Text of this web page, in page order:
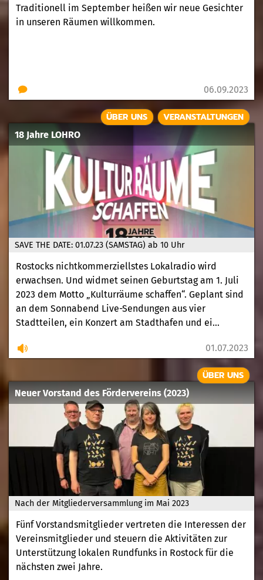
Traditionell im September heißen wir neue Gesichter
in unseren Räumen willkommen.
06.09.2023
SAVE THE DATE: 01.07.23 (SAMSTAG) ab 10 Uhr
18 Jahre LOHRO
ÜBER UNS VERANSTALTUNGEN
Rostocks nichtkommerziellstes Lokalradio wird
erwachsen. Und widmet seinen Geburtstag am 1. Juli
2023 dem Motto „Kulturräume schaffen“. Geplant sind
an dem Sonnabend Live-Sendungen aus vier
Stadtteilen, ein Konzert am Stadthafen und ei...
01.07.2023
Nach der Mitgliederversammlung im Mai 2023
Neuer Vorstand des Fördervereins (2023)
ÜBER UNS
Fünf Vorstandsmitglieder vertreten die Interessen der
Vereinsmitglieder und steuern die Aktivitäten zur
Unterstützung lokalen Rundfunks in Rostock für die
nächsten zwei Jahre.